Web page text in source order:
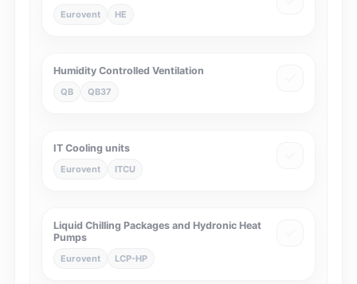
Eurovent HE
Humidity Controlled Ventilation
QB QB37
IT Cooling units
Eurovent ITCU
Liquid Chilling Packages and Hydronic Heat
Pumps
Eurovent LCP-HP